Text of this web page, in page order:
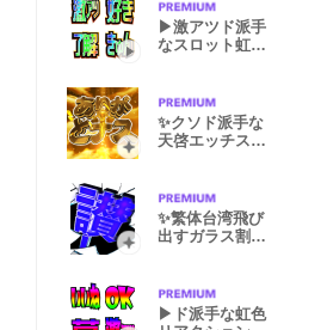
▶激アツド派手
なスロット虹色
✨クソド派手な
天啓エッチスケ
✨繁体台湾飛び
出すガラス割れ
▶ド派手な虹色